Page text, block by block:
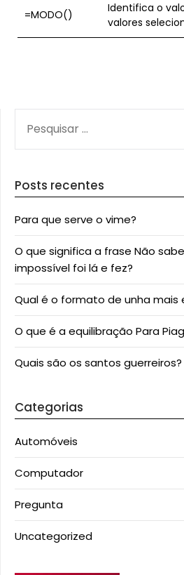
=MODO()
Identifica o
valores
POR:
Posts recentes
Para que serve o vime?
O que significa a frase Não
impossível foi lá e fez?
Qual é o formato de unha mais
O que é a equilibração Para
Quais são os santos guerreiros?
Categorias
Automóveis
Computador
Pregunta
Uncategorized